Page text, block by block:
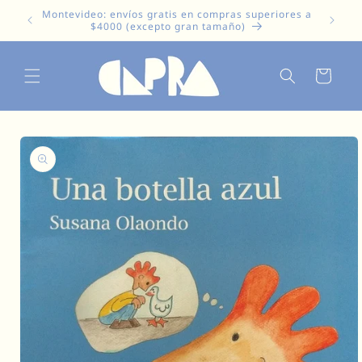
directamente
Montevideo: envíos gratis en compras superiores a
$4000 (excepto gran tamaño)
Carrito
directamente
información
del producto